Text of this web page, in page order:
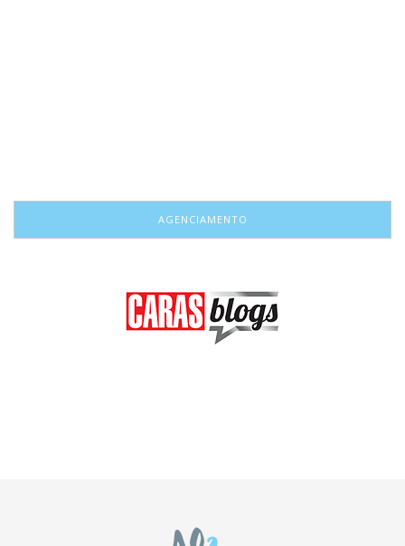
AGENCIAMENTO